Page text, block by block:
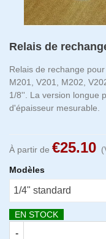
Relais de
Relais de rechange
M201, V201, M202,
1/8''. La version longue
d'épaisseur mesurable.
À partir de €25.10
Modèles
EN STOCK
-